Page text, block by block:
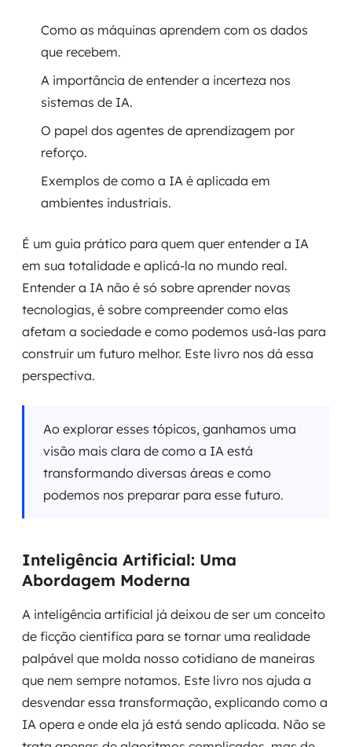
Como as máquinas aprendem com os dados
que recebem.
A importância de entender a incerteza nos
sistemas de IA.
O papel dos agentes de aprendizagem por
reforço.
Exemplos de como a IA é aplicada em
ambientes industriais.
É um guia prático para quem quer entender a IA
em sua totalidade e aplicá-la no mundo real.
Entender a IA não é só sobre aprender novas
tecnologias, é sobre compreender como elas
afetam a sociedade e como podemos usá-las para
construir um futuro melhor. Este livro nos dá essa
perspectiva.
Ao explorar esses tópicos, ganhamos uma
visão mais clara de como a IA está
transformando diversas áreas e como
podemos nos preparar para esse futuro.
Inteligência Artificial: Uma
Abordagem Moderna
A inteligência artificial já deixou de ser um conceito
de ficção científica para se tornar uma realidade
palpável que molda nosso cotidiano de maneiras
que nem sempre notamos. Este livro nos ajuda a
desvendar essa transformação, explicando como a
IA opera e onde ela já está sendo aplicada. Não se